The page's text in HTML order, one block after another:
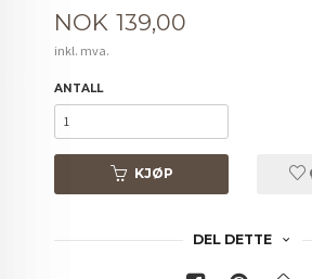
Pris
NOK 139,00
inkl. mva.
ANTALL
KJØP
DEL DETTE